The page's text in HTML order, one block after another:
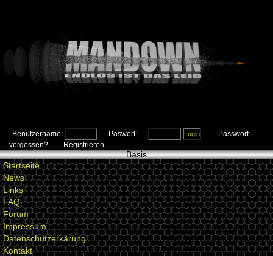
Benutzername: Paswort:
Passwort
vergessen?
Registrieren
Basis
Startseite
News
Links
FAQ
Forum
Impressum
Datenschutzerkärung
Kontakt